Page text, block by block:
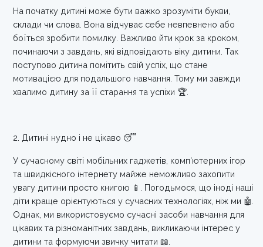
На початку дитині може бути важко зрозуміти букви,
склади чи слова. Вона відчуває себе невпевнено або
боїться зробити помилку. Важливо йти крок за кроком,
починаючи з завдань, які відповідають віку дитини. Так
поступово дитина помітить свій успіх, що стане
мотивацією для подальшого навчання. Тому ми завжди
хвалимо дитину за її старання та успіхи 🏆.
2. Дитині нудно і не цікаво 😴
У сучасному світі мобільних гаджетів, комп'ютерних ігор
та швидкісного інтернету майже неможливо захопити
увагу дитини просто книгою 📱. Погодьмося, що іноді наші
діти краще орієнтуються у сучасних технологіях, ніж ми 🤖.
Однак, ми використовуємо сучасні засоби навчання для
цікавих та різноманітних завдань, викликаючи інтерес у
дитини та формуючи звичку читати 📖.